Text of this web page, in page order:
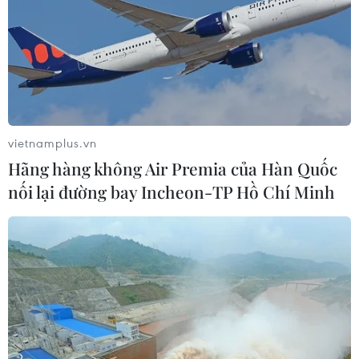
Xem thêm
CƠ QUAN CHỦ QUẢN: THÔNG TẤN XÃ VIỆT NAM
Tổng Biên tập: TRẦN TIẾN DUẨN
Phó Tổng Biên tập: NGUYỄN THỊ TÁM, KHÚC THANH
Sở hữu trí tuệ
Quy định sử dụng
RSS
Ngôn ngữ
TTXVN
vietnamplus.vn
Hãng hàng không Air Premia của Hàn Quốc
nối lại đường bay Incheon-TP Hồ Chí Minh